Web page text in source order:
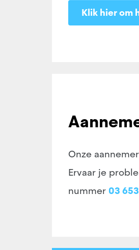
Klik hier om
Onze
Ervaar je
nummer 03